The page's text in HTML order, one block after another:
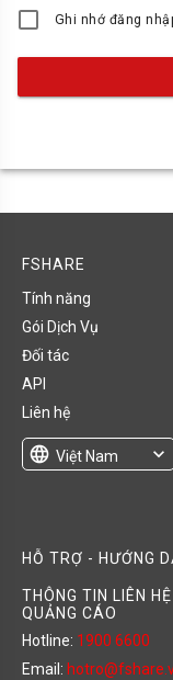
Ghi nhớ đăng
FSHARE
Tính năng
Gói Dịch Vụ
Đối tác
API
Liên hệ
language Việt Nam
expand_more
HỖ TRỢ - HƯỚNG
THÔNG TIN LIÊN
QUẢNG CÁO
Hotline: 1900 6600
Email: